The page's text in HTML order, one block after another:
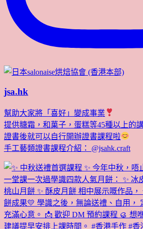
jsa.hk
幫助大家將「喜好」變成事業
提供糖霜，和菓子，蛋糕等45種以上的
證書後就可以自行開辦證書課程啦
手工藝類證書課程介紹： @jsahk.craft